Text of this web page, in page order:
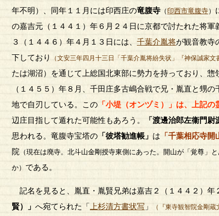
年不明）、同年１１月には印西庄の竜腹寺（印西市竜腹寺）
の嘉吉元（１４４１）年６月２４日に京都で討たれた将軍
３（１４４６）年４月１３日には、 千葉介胤将が観音教寺
下しており
（文安三年四月十三日「千葉介胤将紛失状」『神保誠家
たは湖沼）を通じて上総国北東部に勢力を持っており、
（１４５５）年８月、千田庄多古嶋合戦で兄・胤直と甥
地で自刃している。この 「小堤（オンヅミ）」は、上記
辺庄目指して遁れた可能性もあろう。
「渡邊治郎左衞門尉
思われる。竜腹寺宝塔の 「彼塔勧進帳」 は 「千葉相応寺
院 （現在は廃寺。北斗山金剛授寺東側にあった。開山が「覚尊
か） である。
記名を見ると、胤直・胤賢兄弟は嘉吉２（１４４２）
賢）」 へ宛てられた「 上杉清方書状写 」 （『東寺観智院金剛